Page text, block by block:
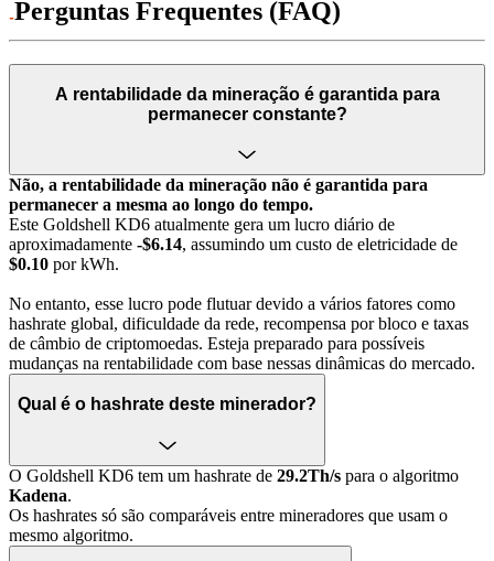
Perguntas Frequentes (FAQ)
A rentabilidade da mineração é garantida para
permanecer constante?
Não, a rentabilidade da mineração não é garantida para
permanecer a mesma ao longo do tempo.
Este Goldshell KD6 atualmente gera um lucro diário de
aproximadamente -$6.14, assumindo um custo de eletricidade de
$0.10 por kWh.
No entanto, esse lucro pode flutuar devido a vários fatores como
hashrate global, dificuldade da rede, recompensa por bloco e taxas
de câmbio de criptomoedas. Esteja preparado para possíveis
mudanças na rentabilidade com base nessas dinâmicas do mercado.
Qual é o hashrate deste minerador?
O Goldshell KD6 tem um hashrate de 29.2Th/s para o algoritmo
Kadena.
Os hashrates só são comparáveis entre mineradores que usam o
mesmo algoritmo.